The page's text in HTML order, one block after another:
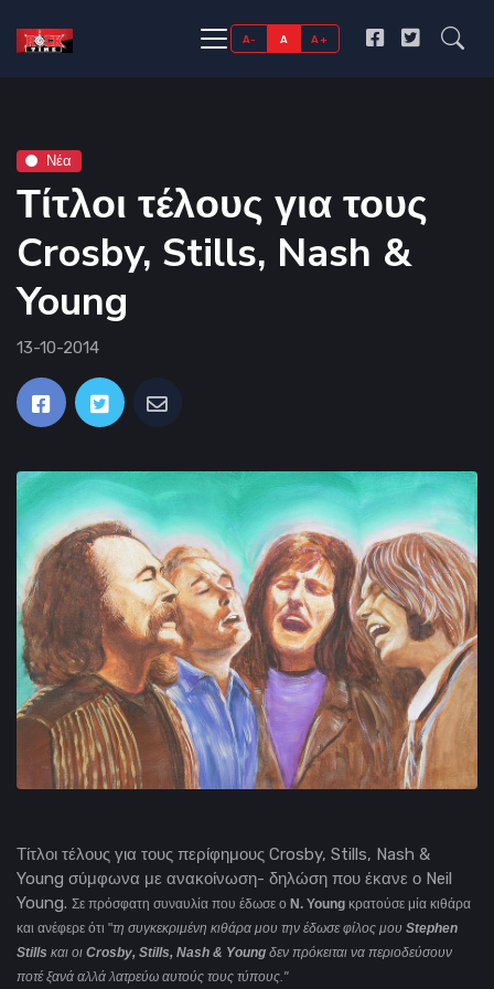
A- A A+
Νέα
Τίτλοι τέλους για τους
Crosby, Stills, Nash &
Young
13-10-2014
Τίτλοι τέλους για τους περίφημους Crosby, Stills, Nash &
Young σύμφωνα με ανακοίνωση- δηλώση που έκανε ο Neil
Young. Σε πρόσφατη συναυλία που έδωσε ο N. Young κρατούσε μία κιθάρα
και ανέφερε ότι "τη συγκεκριμένη κιθάρα μου την έδωσε φίλος μου Stephen
Stills και οι Crosby, Stills, Nash & Young δεν πρόκειται να περιοδεύσουν
ποτέ ξανά αλλά λατρεύω αυτούς τους τύπους."